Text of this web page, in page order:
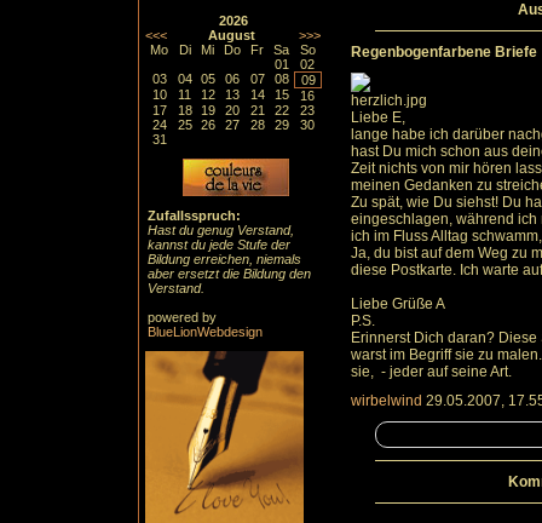
2026
<<<
August
>>>
Mo
Di Mi Do Fr Sa
So
01
02
03
04 05 06 07 08
09
10
11 12 13 14 15
16
17
18 19 20 21 22
23
24
25 26 27 28 29
30
31
Zufallsspruch:
Hast du genug Verstand,
kannst du jede Stufe der
Bildung erreichen, niemals
aber ersetzt die Bildung den
Verstand.
powered by
BlueLionWebdesign
Regenbogenfarbene Briefe
Liebe E,
lange habe ich darüber
hast Du mich schon aus
Zeit nichts von mir hören
meinen Gedanken zu
Zu spät, wie Du siehst! Du
eingeschlagen, während
ich im Fluss Alltag
Ja, du bist auf dem Weg zu
diese Postkarte. Ich warte
Liebe Grüße A
P.S.
Erinnerst Dich daran?
warst im Begriff sie zu
sie, - jeder auf seine Art.
wirbelwind 29.05.2007,